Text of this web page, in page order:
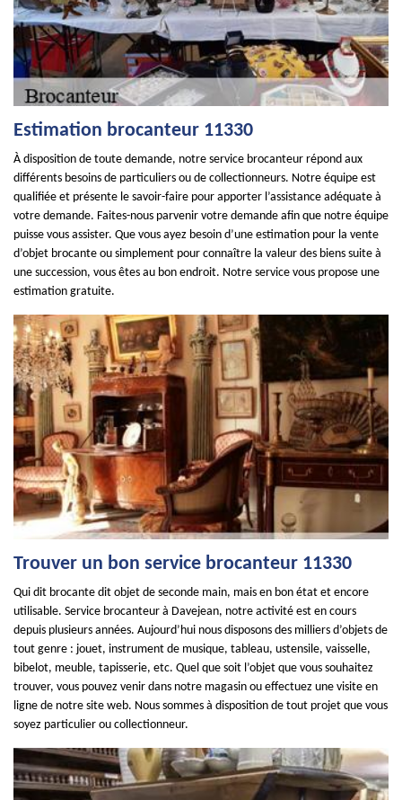
Estimation brocanteur 11330
À disposition de toute demande, notre service brocanteur répond aux
différents besoins de particuliers ou de collectionneurs. Notre équipe est
qualifiée et présente le savoir-faire pour apporter l’assistance adéquate à
votre demande. Faites-nous parvenir votre demande afin que notre équipe
puisse vous assister. Que vous ayez besoin d’une estimation pour la vente
d’objet brocante ou simplement pour connaître la valeur des biens suite à
une succession, vous êtes au bon endroit. Notre service vous propose une
estimation gratuite.
Trouver un bon service brocanteur 11330
Qui dit brocante dit objet de seconde main, mais en bon état et encore
utilisable. Service brocanteur à Davejean, notre activité est en cours
depuis plusieurs années. Aujourd’hui nous disposons des milliers d’objets de
tout genre : jouet, instrument de musique, tableau, ustensile, vaisselle,
bibelot, meuble, tapisserie, etc. Quel que soit l’objet que vous souhaitez
trouver, vous pouvez venir dans notre magasin ou effectuez une visite en
ligne de notre site web. Nous sommes à disposition de tout projet que vous
soyez particulier ou collectionneur.